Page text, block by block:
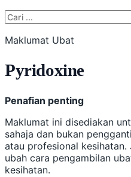
Cari:
Maklumat Ubat
Pyridoxine
Penafian penting
Maklumat ini disediakan
sahaja dan bukan
atau profesional kesihatan.
ubah cara pengambilan
kesihatan.